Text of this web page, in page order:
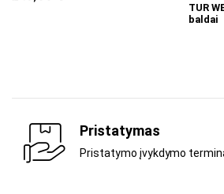
TUR
baldai
Pristatymas
Pristatymo įvykdymo